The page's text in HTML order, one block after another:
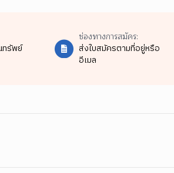
ทรัพย์
ช่องทางการสมัคร:
ส่งใบสมัครตามที่อยู่หรือ
อีเมล